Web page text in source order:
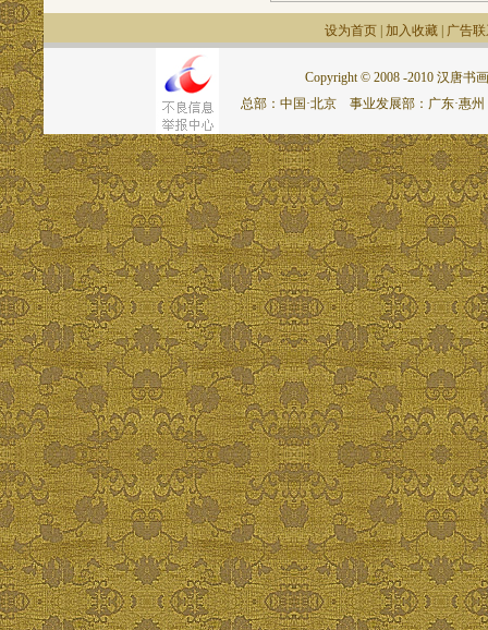
设为首页 加入收藏 广告
Copyright © 2008 -2010 汉唐书
总部：中国·北京 事业发展部：广东·惠